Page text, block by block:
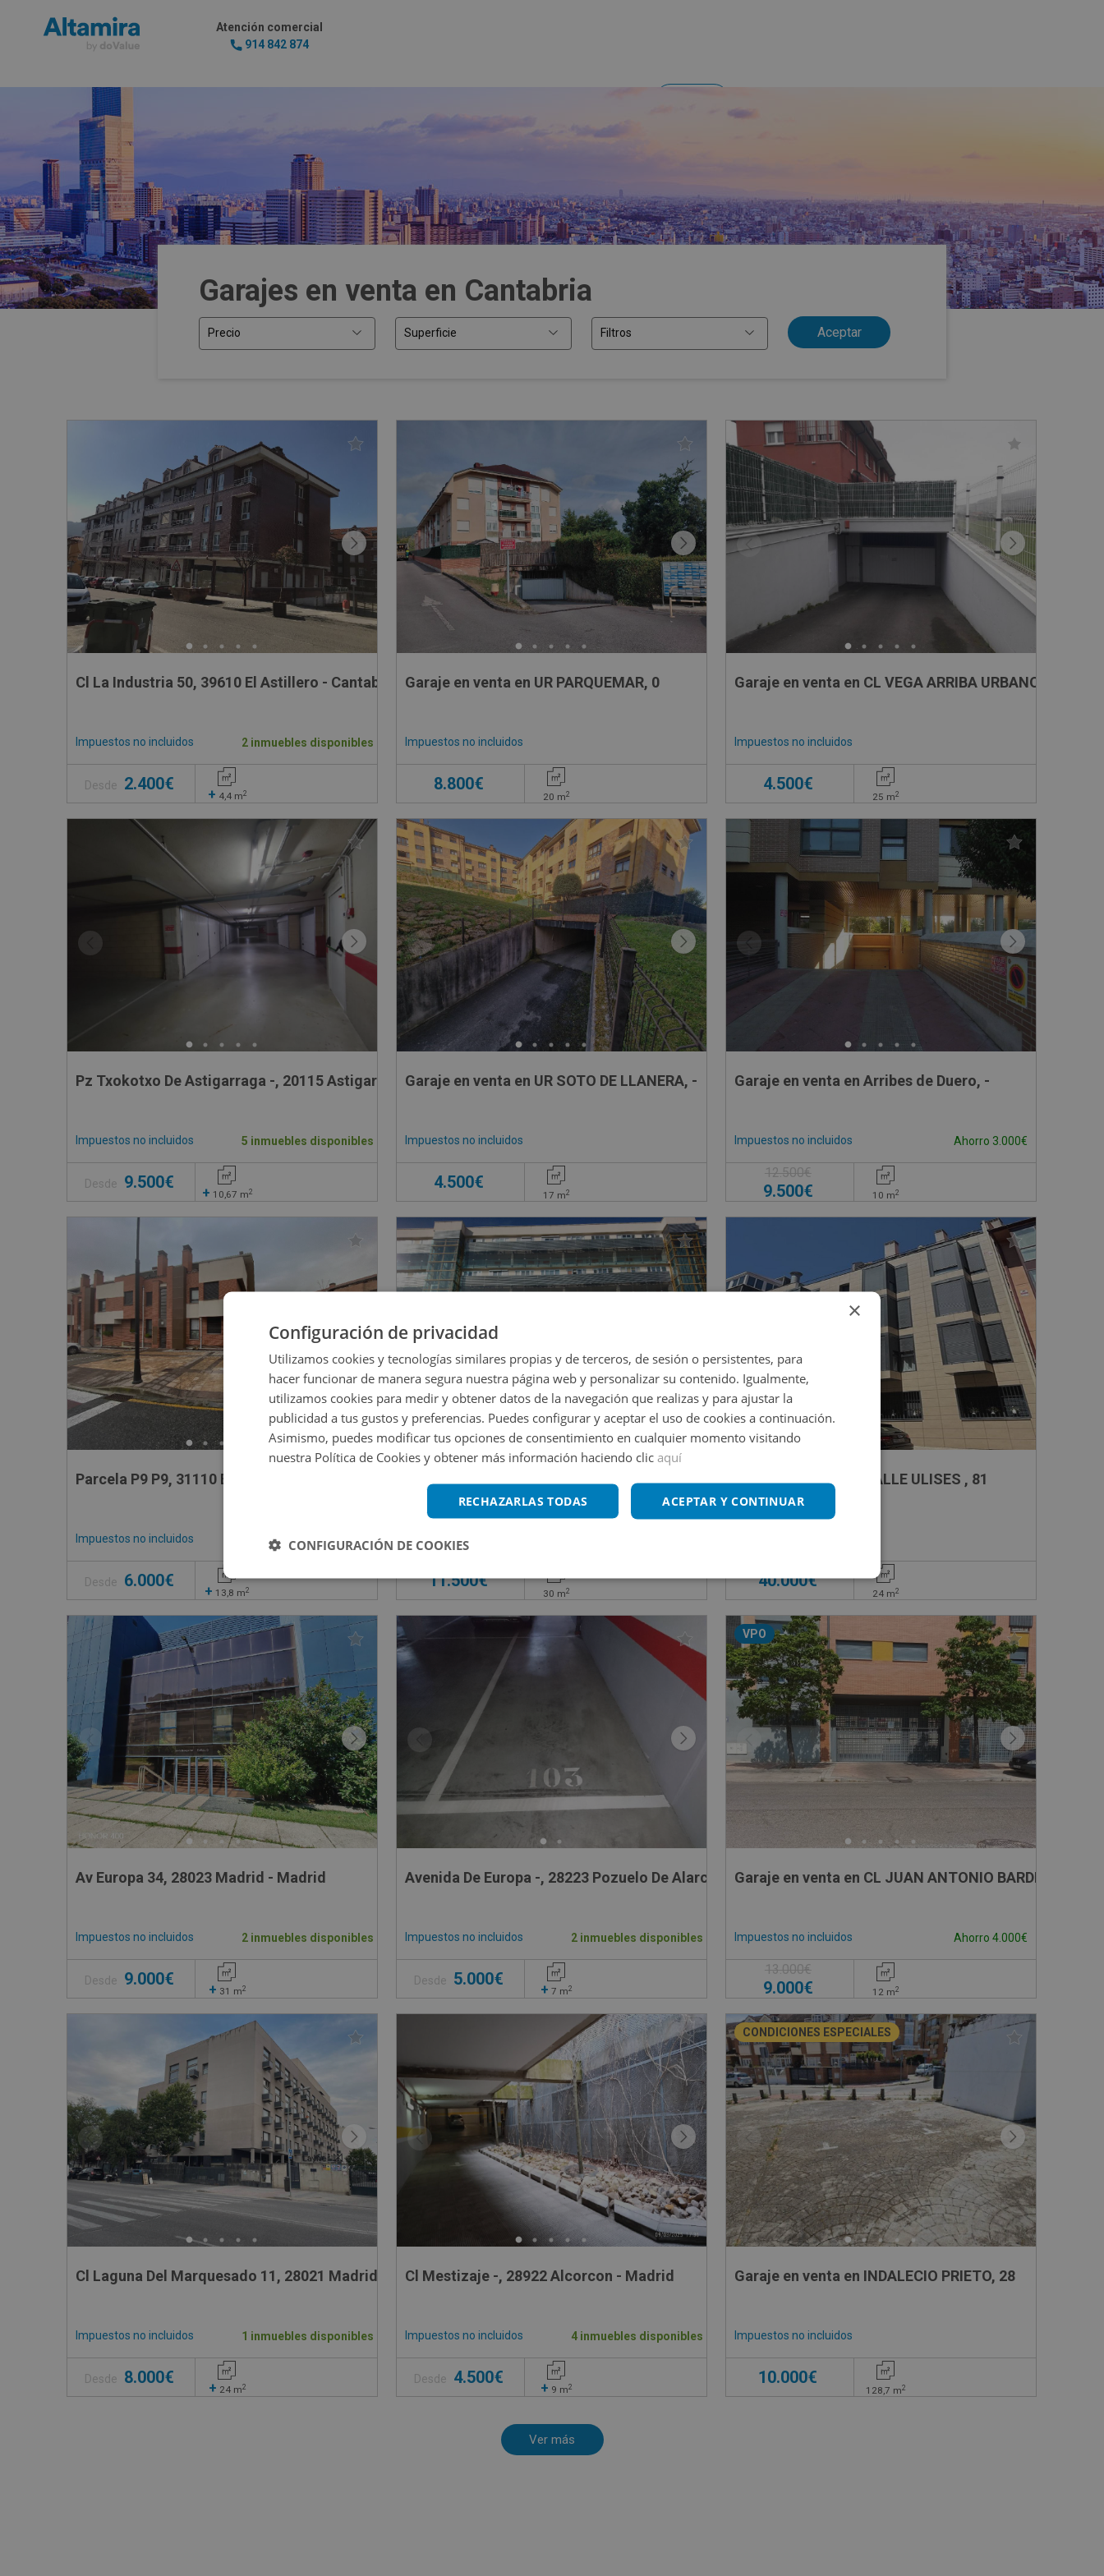
Atención comercial
914 842 874
Garajes en venta en Cantabria
Precio Superficie Filtros
Cl La Industria 50, 39610 El Astillero - Cantabria
Impuestos no incluidos 2 inmuebles disponibles
Desde 2.400€
+ 4,4 m2
Garaje en venta en UR PARQUEMAR, 0
Impuestos no incluidos
8.800€
20 m2
Garaje en venta en CL VEGA ARRIBA URBANO, 21
Impuestos no incluidos
4.500€
25 m2
Pz Txokotxo De Astigarraga -, 20115 Astigarraga - Guipúzcoa
Impuestos no incluidos 5 inmuebles disponibles
Desde 9.500€
+ 10,67 m2
Garaje en venta en UR SOTO DE LLANERA, -
Impuestos no incluidos
4.500€
17 m2
Garaje en venta en Arribes de Duero, -
Impuestos no incluidos Ahorro 3.000€
12.500€
9.500€ 10 m2
Parcela P9 P9, 31110 Elorz - Navarra
Impuestos no incluidos 3 inmuebles disponibles
Desde 6.000€
+ 13,8 m2
Garaje en venta en CL EUROPA DE, 7
Impuestos no incluidos
11.500€
30 m2
Garaje en venta en CALLE ULISES , 81
40.000€
24 m2
Av Europa 34, 28023 Madrid - Madrid
Impuestos no incluidos 2 inmuebles disponibles
Desde 9.000€
+ 31 m2
Avenida De Europa -, 28223 Pozuelo De Alarcon - Madrid
Impuestos no incluidos 2 inmuebles disponibles
Desde 5.000€
+ 7 m2
VPO
Garaje en venta en CL JUAN ANTONIO BARDEM, -
Impuestos no incluidos Ahorro 4.000€
13.000€
9.000€ 12 m2
Cl Laguna Del Marquesado 11, 28021 Madrid - Madrid
Impuestos no incluidos 1 inmuebles disponibles
Desde 8.000€
+ 24 m2
Cl Mestizaje -, 28922 Alcorcon - Madrid
Impuestos no incluidos 4 inmuebles disponibles
Desde 4.500€
+ 9 m2
CONDICIONES ESPECIALES
Garaje en venta en INDALECIO PRIETO, 28
Impuestos no incluidos
10.000€
128,7 m2
×
Configuración de privacidad
Utilizamos cookies y tecnologías similares propias y de terceros, de sesión o persistentes, para
hacer funcionar de manera segura nuestra página web y personalizar su contenido. Igualmente,
utilizamos cookies para medir y obtener datos de la navegación que realizas y para ajustar la
publicidad a tus gustos y preferencias. Puedes configurar y aceptar el uso de cookies a continuación.
Asimismo, puedes modificar tus opciones de consentimiento en cualquier momento visitando
nuestra Política de Cookies y obtener más información haciendo clic aquí
ACEPTAR Y CONTINUAR
RECHAZARLAS TODAS
CONFIGURACIÓN DE COOKIES